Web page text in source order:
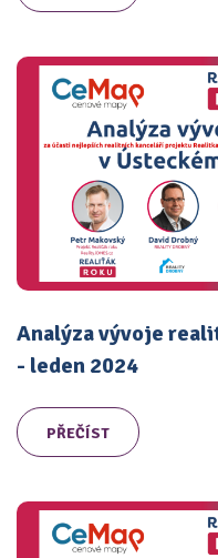
Analýza vývoje
- leden 2024
PŘEČÍST